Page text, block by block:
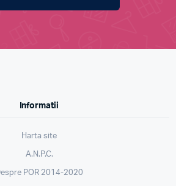
Informatii
Harta site
A.N.P.C.
POR 2014-2020